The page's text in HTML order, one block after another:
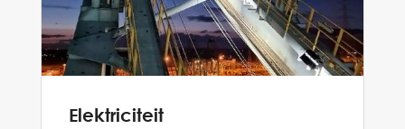
Elektriciteit